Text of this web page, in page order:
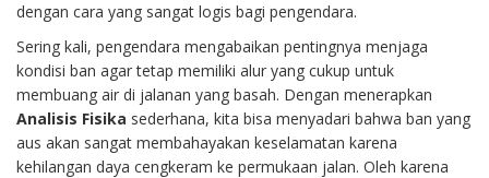
dengan cara yang sangat logis bagi pengendara.
Sering kali, pengendara mengabaikan pentingnya menjaga
kondisi ban agar tetap memiliki alur yang cukup untuk
membuang air di jalanan yang basah. Dengan menerapkan
Analisis Fisika sederhana, kita bisa menyadari bahwa ban yang
aus akan sangat membahayakan keselamatan karena
kehilangan daya cengkeram ke permukaan jalan. Oleh karena